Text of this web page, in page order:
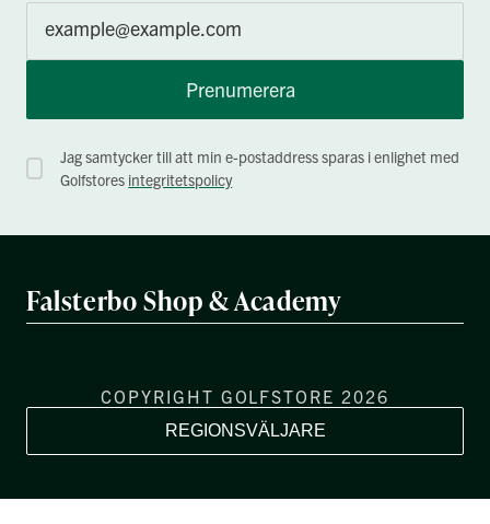
Prenumerera
Jag samtycker till att min e-postaddress sparas i enlighet med
Golfstores integritetspolicy
Falsterbo Shop & Academy
COPYRIGHT GOLFSTORE 2026
REGIONSVÄLJARE